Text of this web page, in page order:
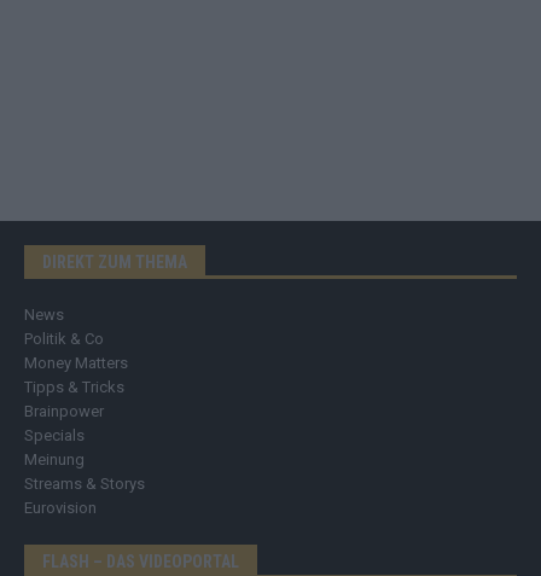
DIREKT ZUM THEMA
News
Politik & Co
Money Matters
Tipps & Tricks
Brainpower
Specials
Meinung
Streams & Storys
Eurovision
FLASH – DAS VIDEOPORTAL